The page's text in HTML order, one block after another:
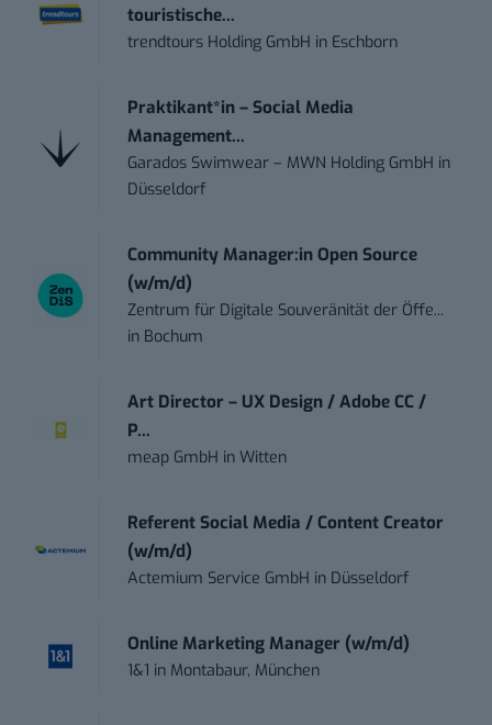
touristische...
trendtours Holding GmbH in Eschborn
Praktikant*in – Social Media
Management...
Garados Swimwear – MWN Holding GmbH in
Düsseldorf
Community Manager:in Open Source
(w/m/d)
Zentrum für Digitale Souveränität der Öffe...
in Bochum
Art Director – UX Design / Adobe CC /
P...
meap GmbH inWitten
Referent Social Media / Content Creator
(w/m/d)
Actemium Service GmbH in Düsseldorf
Online Marketing Manager (w/m/d)
1&1 in Montabaur, München